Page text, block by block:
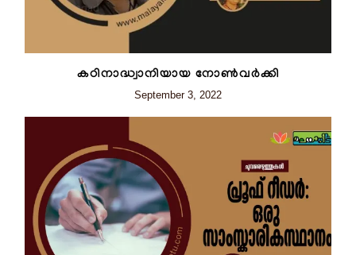
കഠിനാദ്ധ്വാനിയായ നോൺവർക്കി
September 3, 2022